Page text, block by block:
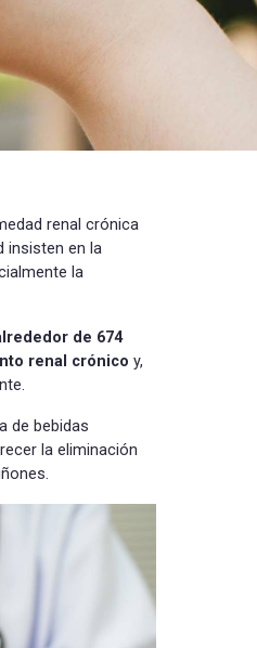
renal crónica
insisten en la
la
de 674
renal crónico y,
de bebidas
la eliminación